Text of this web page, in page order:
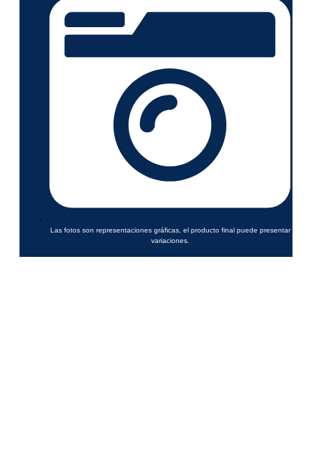
Las fotos son representaciones gráficas, el producto final puede presentar
variaciones.